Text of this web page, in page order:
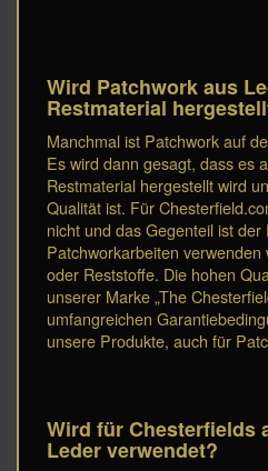
Wird Patchwork aus
Restmaterial
Manchmal ist Patchwork auf
Es wird dann gesagt, dass es
Restmaterial hergestellt wird
Qualität ist. Für
nicht und das Gegenteil ist der
Patchworkarbeiten
oder Reststoffe. Die hohen
unserer Marke „The
umfangreichen
unsere Produkte, auch für
Wird für Chesterfields
Leder verwendet?